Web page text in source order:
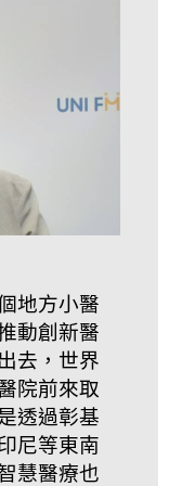
地方小醫
動創新醫
去，世界
院前來取
透過彰基
尼等東南
慧醫療也